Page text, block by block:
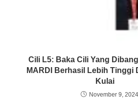
Cili L5: Baka Cili Yang
MARDI Berhasil Lebih Tinggi
Kulai
November 9, 2024